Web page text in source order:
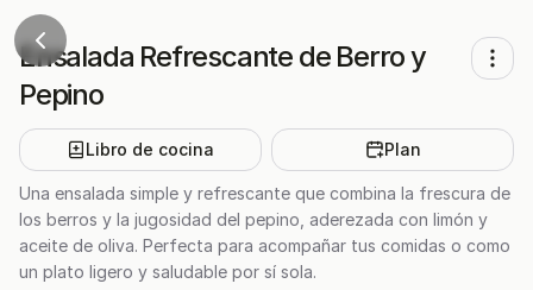
Ensalada Refrescante de Berro y
Pepino
Libro de cocina Plan
Una ensalada simple y refrescante que combina la frescura de
los berros y la jugosidad del pepino, aderezada con limón y
aceite de oliva. Perfecta para acompañar tus comidas o como
un plato ligero y saludable por sí sola.